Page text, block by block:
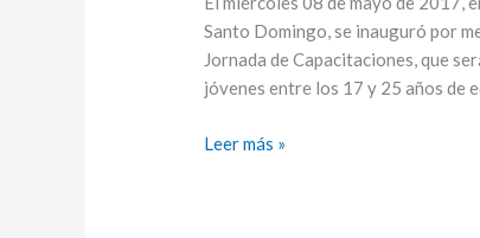
Santo Domingo, se inauguró por
Jornada de Capacitaciones, que
jóvenes entre los 17 y 25 años de
UNIANDES
Santo
Domingo
Leer más »